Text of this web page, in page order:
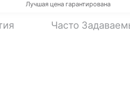
Лучшая цена гарантирована
Часто